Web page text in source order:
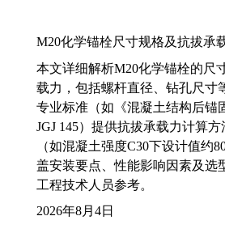
M20化学锚栓尺寸规格及抗拔承
本文详细解析M20化学锚栓的尺
载力，包括螺杆直径、钻孔尺寸
专业标准（如《混凝土结构后锚
JGJ 145）提供抗拔承载力计算
（如混凝土强度C30下设计值约
盖安装要点、性能影响因素及选
工程技术人员参考。
2026年8月4日